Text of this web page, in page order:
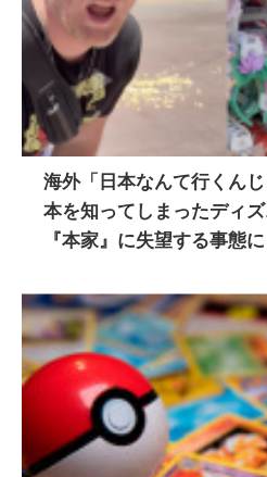
海外「日本なんて行くん
本を知ってしまったディ
『本家』に失望する事態に